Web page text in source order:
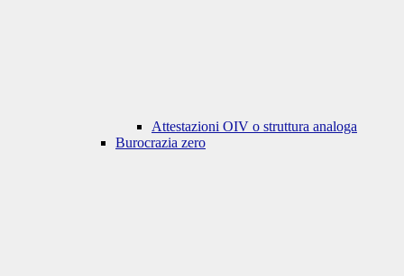
Attestazioni OIV o struttura analoga
Burocrazia zero